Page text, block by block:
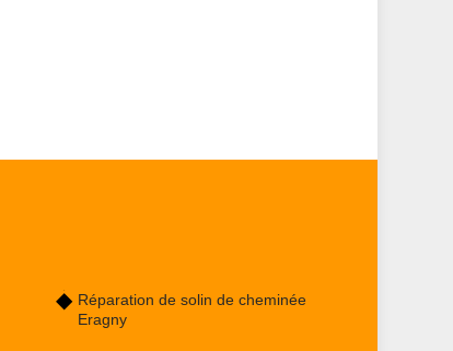
Réparation de solin de cheminée
Eragny